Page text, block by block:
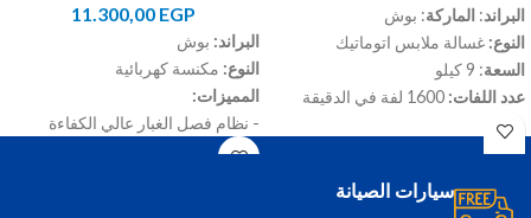
البراند: الماركة: بوش
النوع: غسالة ملابس اتوماتيك
السعة: 9 كيلو
عدد اللفات:
للون:
الموديل:
11.300,00 EGP
البراند: بوش
النوع: مكنسة كهربائية
المميزات:
- نظام فصل الغبار عالي الكفاءة
- فلتر HEPA قابل للغسل
سيارات الصيانة